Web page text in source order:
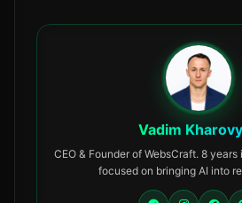
Vadim
CEO & Founder of WebsCraft. 8
focused on bringing AI into